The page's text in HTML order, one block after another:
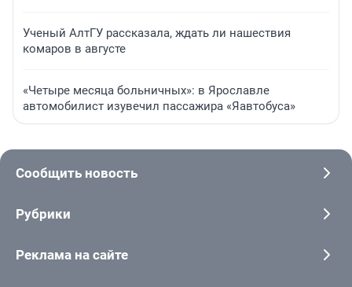
Ученый АлтГУ рассказала, ждать ли нашествия
комаров в августе
«Четыре месяца больничных»: в Ярославле
автомобилист изувечил пассажира «Яавтобуса»
Сообщить новость
Рубрики
Реклама на сайте